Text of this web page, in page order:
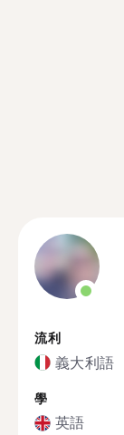
流利
義大利語
學
英語